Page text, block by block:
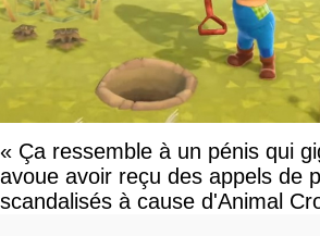
« Ça ressemble à un pénis qui
avoue avoir reçu des appels de
scandalisés à cause d'Animal